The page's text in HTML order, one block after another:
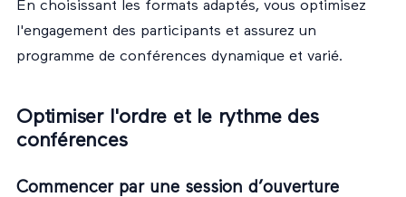
En choisissant les formats adaptés, vous optimisez
l'engagement des participants et assurez un
programme de conférences dynamique et varié.
Optimiser l'ordre et le rythme des
conférences
Commencer par une session d’ouverture